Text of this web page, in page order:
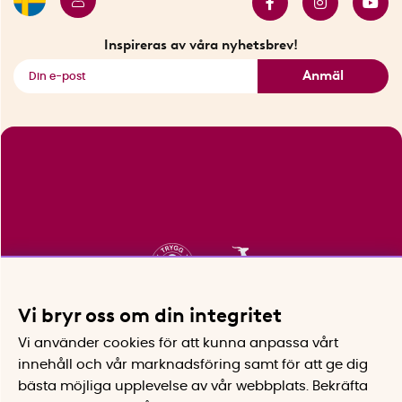
Inspireras av våra nyhetsbrev!
Anmäl
Vi bryr oss om din integritet
Vi använder cookies för att kunna anpassa vårt
innehåll och vår marknadsföring samt för att ge dig
bästa möjliga upplevelse av vår webbplats.
Bekräfta